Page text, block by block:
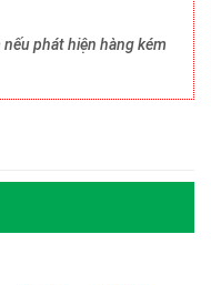
phát hiện hàng kém